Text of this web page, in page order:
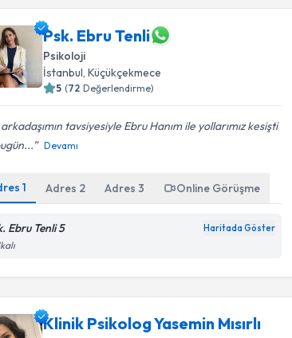
Psk. Ebru Tenli
Psikoloji
İstanbul,Küçükçekmece
5 (72 Değerlendirme)
tavsiyesiyle Ebru Hanım ile yollarımız kesişti
Devamı
1 Adres 2 Adres3 Online Görüşme
Ebru Tenli 5 Haritada Göster
Klinik Psikolog Yasemin Mısırlı